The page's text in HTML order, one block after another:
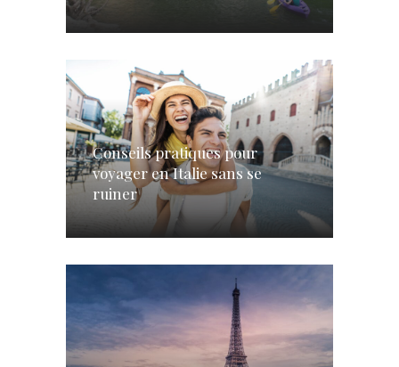
Conseils pratiques pour
voyager en Italie sans se
ruiner